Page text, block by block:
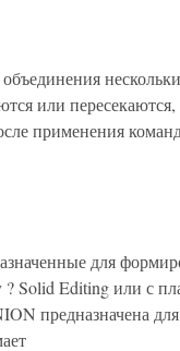
или пересекаются,
применения
для
Solid Editing или с
предназначена